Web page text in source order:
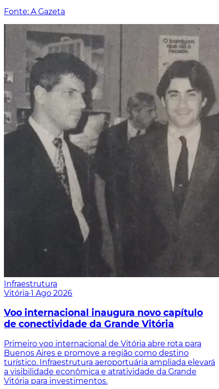
Fonte: A Gazeta
Infraestrutura
Vitória·1 Ago 2026
Voo internacional inaugura novo capítulo
de conectividade da Grande Vitória
Primeiro voo internacional de Vitória abre rota para
Buenos Aires e promove a região como destino
turístico. Infraestrutura aeroportuária ampliada elevará
a visibilidade econômica e atratividade da Grande
Vitória para investimentos.